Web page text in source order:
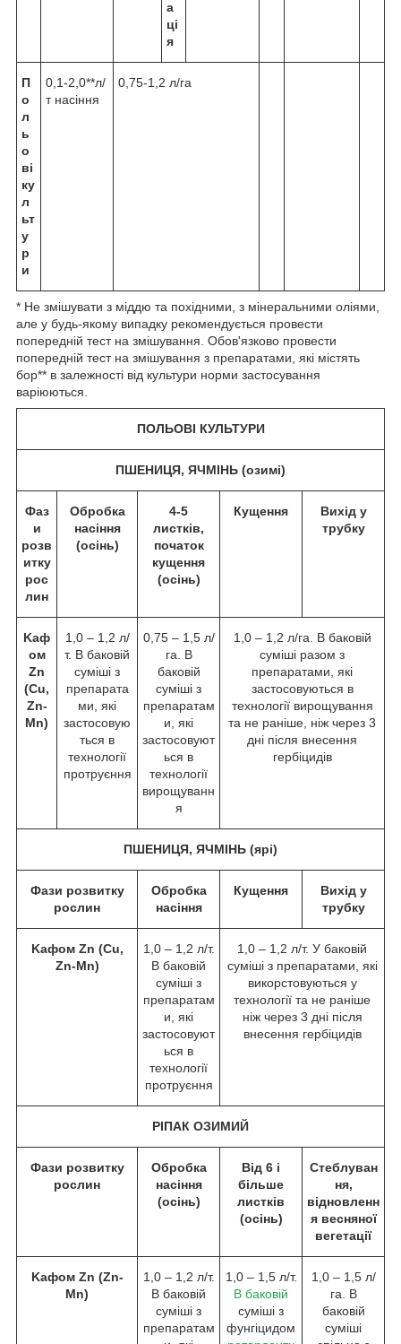
а
ці
я
П
о
л
ь
о
ві
ку
л
ьт
у
р
и
0,1-2,0**л/
т насіння
0,75-1,2 л/га
* Не змішувати з міддю та похідними, з мінеральними оліями,
але у будь-якому випадку рекомендується провести
попередній тест на змішування. Обов'язково провести
попередній тест на змішування з препаратами, які містять
бор** в залежності від культури норми застосування
варіюються.
ПОЛЬОВІ КУЛЬТУРИ
ПШЕНИЦЯ, ЯЧМІНЬ (озимі)
Фаз
и
розв
итку
рос
лин
Обробка
насіння
(осінь)
4-5
листків,
початок
кущення
(осінь)
Кущення
Вихід у
трубку
Kаф
ом
Zn
(Cu,
Zn-
Mn)
1,0 – 1,2 л/
т. В баковій
суміші з
препарата
ми, які
застосовую
ться в
технології
протруєння
0,75 – 1,5 л/
га. В
баковій
суміші з
препаратам
и, які
застосовуют
ься в
технології
вирощуванн
я
1,0 – 1,2 л/га. В баковій
суміші разом з
препаратами, які
застосовуються в
технології вирощування
та не раніше, ніж через 3
дні після внесення
гербіцидів
ПШЕНИЦЯ, ЯЧМІНЬ (ярі)
Фази розвитку
рослин
Обробка
насіння
Кущення
Вихід у
трубку
Kафом Zn (Cu,
Zn-Mn)
1,0 – 1,2 л/т.
В баковій
суміші з
препаратам
и, які
застосовуют
ься в
технології
протруєння
1,0 – 1,2 л/т. У баковій
суміші з препаратами, які
викорстовуються у
технології та не раніше
ніж через 3 дні після
внесення гербіцидів
РІПАК ОЗИМИЙ
Фази розвитку
рослин
Обробка
насіння
(осінь)
Від 6 і
більше
листків
(осінь)
Стеблуван
ня,
відновленн
я весняної
вегетації
Kафом Zn (Zn-
Mn)
1,0 – 1,2 л/т.
В баковій
суміші з
препаратам
1,0 – 1,5 л/т.
В баковій
суміші з
фунгіцидом
1,0 – 1,5 л/
га. В
баковій
суміші